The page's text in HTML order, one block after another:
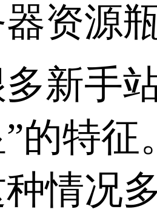
资源
手站
的特征
情况